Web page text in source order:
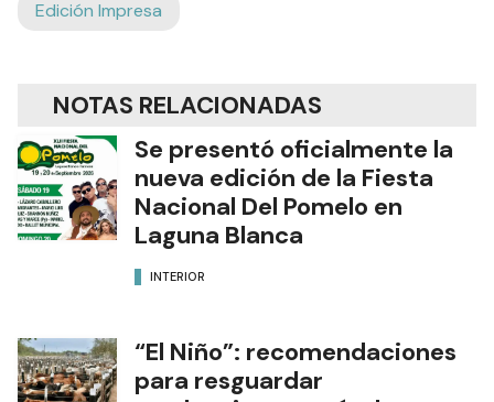
Edición Impresa
NOTAS RELACIONADAS
Se presentó oficialmente la
nueva edición de la Fiesta
Nacional Del Pomelo en
Laguna Blanca
INTERIOR
“El Niño”: recomendaciones
para resguardar